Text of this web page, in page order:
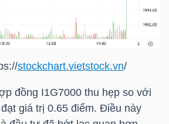
stockchart.vietstock.vn/
đồng I1G7000 thu hẹp so với
giá trị 0.65 điểm. Điều này